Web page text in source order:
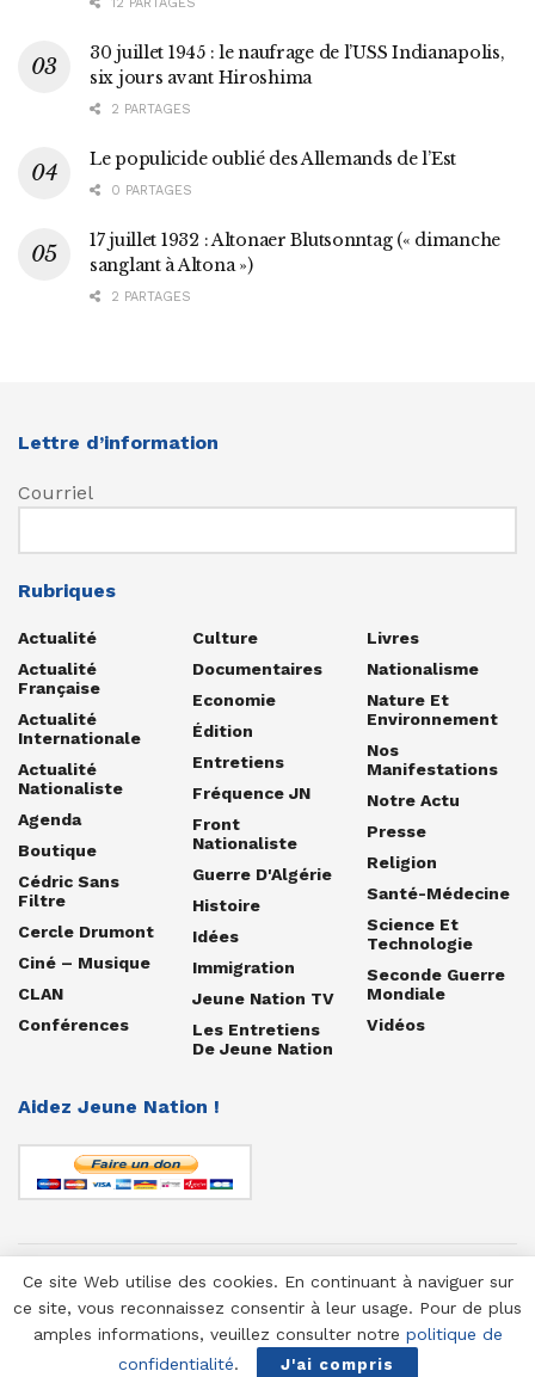
30 juillet 1945 : le naufrage de l’USS Indianapolis,
six jours avant Hiroshima
2 PARTAGES
Le populicide oublié des Allemands de l’Est
0 PARTAGES
17 juillet 1932 : Altonaer Blutsonntag (« dimanche
sanglant à Altona »)
2 PARTAGES
Lettre d’information
Courriel
Rubriques
Actualité
Actualité
Française
Actualité
Internationale
Actualité
Nationaliste
Agenda
Boutique
Cédric Sans
Filtre
Cercle Drumont
Ciné – Musique
CLAN
Conférences
Culture
Documentaires
Economie
Édition
Entretiens
Fréquence JN
Front
Nationaliste
Guerre D'Algérie
Histoire
Idées
Immigration
Jeune Nation TV
Les Entretiens
De Jeune Nation
Livres
Nationalisme
Nature Et
Environnement
Nos
Manifestations
Notre Actu
Presse
Religion
Santé-Médecine
Science Et
Technologie
Seconde Guerre
Mondiale
Vidéos
Aidez Jeune Nation !
© 1958-2025 Jeune Nation
Ce site Web utilise des cookies. En continuant à naviguer sur
ce site, vous reconnaissez consentir à leur usage. Pour de plus
amples informations, veuillez consulter notre politique de
confidentialité. J'ai compris